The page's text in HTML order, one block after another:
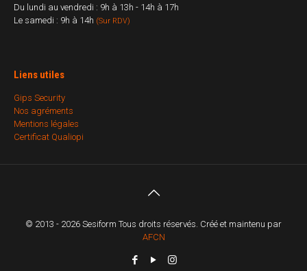
Du lundi au vendredi : 9h à 13h - 14h à 17h
Le samedi : 9h à 14h (Sur RDV)
Liens utiles
Gips Security
Nos agréments
Mentions légales
Certificat Qualiopi
© 2013 - 2026 Sesiform Tous droits réservés. Créé et maintenu par
AFCN